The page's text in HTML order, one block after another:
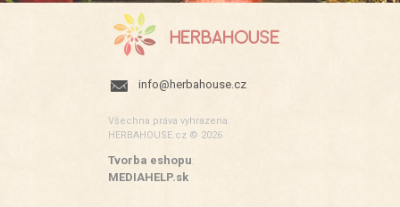
info@herbahouse.cz
Všechna práva vyhrazena.
HERBAHOUSE.cz © 2026
Tvorba eshopu:
MEDIAHELP.sk